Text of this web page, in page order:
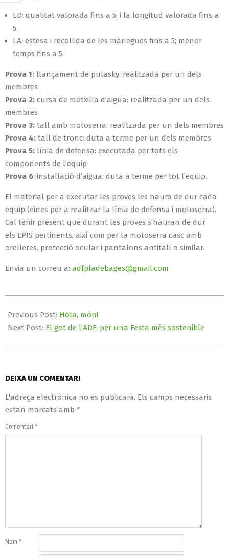
LD: qualitat valorada fins a 5; i la longitud valorada fins a
5.
LA: estesa i recollida de les mànegues fins a 5; menor
temps fins a 5.
Prova 1: llançament de pulasky: realitzada per un dels
membres
Prova 2: cursa de motxilla d’aigua: realitzada per un dels
membres
Prova 3: tall amb motoserra: realitzada per un dels membres
Prova 4: tall de tronc: duta a terme per un dels membres
Prova 5: línia de defensa: executada per tots els
components de l’equip
Prova 6: instal·lació d’aigua: duta a terme per tot l’equip.
El material per a executar les proves les haurà de dur cada
equip (eines per a realitzar la línia de defensa i motoserra).
Cal tenir present que durant les proves s’hauran de dur
els EPIS pertinents, així com per la motoserra casc amb
orelleres, protecció ocular i pantalons antitall o similar.
Envia un correu a: adfpladebages@gmail.com
03-
24
Previous Post: Hola, món!
Next Post: El got de l’ADF, per una Festa més sostenible
DEIXA UN COMENTARI
L'adreça electrònica no es publicarà. Els camps necessaris
estan marcats amb *
Comentari *
Nom *